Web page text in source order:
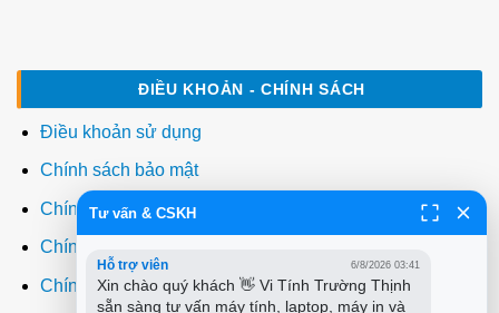
ĐIỀU KHOẢN - CHÍNH SÁCH
Điều khoản sử dụng
Chính sách bảo mật
Chính sách thanh toán
Chính sách giao hàng
Chính sách đổi trả
Tư vấn & CSKH
Hỗ trợ viên 6/8/2026 03:41
Xin chào quý khách 👋 Vi Tính Trường Thịnh
sẵn sàng tư vấn máy tính, laptop, máy in và